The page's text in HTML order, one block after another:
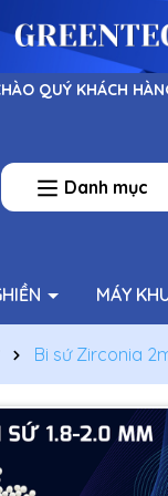
QUÝ KHÁCH
Danh mục
MÁY
Bi sứ Zirconia